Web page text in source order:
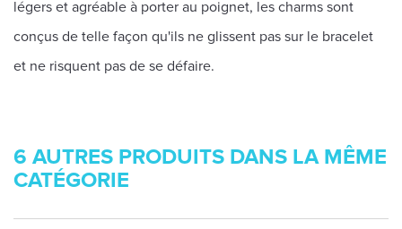
légers et agréable à porter au poignet, les charms sont
conçus de telle façon qu'ils ne glissent pas sur le bracelet
et ne risquent pas de se défaire.
6 AUTRES PRODUITS DANS LA MÊME
CATÉGORIE